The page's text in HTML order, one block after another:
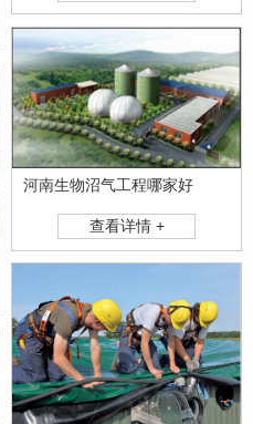
河南生物沼气工程哪家好
查看详情 +